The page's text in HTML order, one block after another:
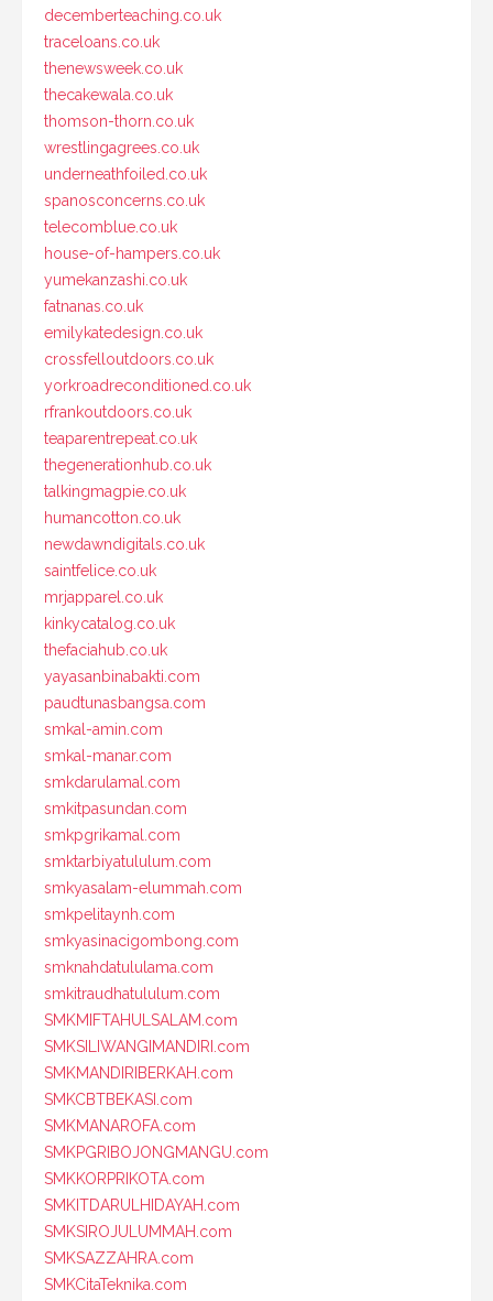
decemberteaching.co.uk
traceloans.co.uk
thenewsweek.co.uk
thecakewala.co.uk
thomson-thorn.co.uk
wrestlingagrees.co.uk
underneathfoiled.co.uk
spanosconcerns.co.uk
telecomblue.co.uk
house-of-hampers.co.uk
yumekanzashi.co.uk
fatnanas.co.uk
emilykatedesign.co.uk
crossfelloutdoors.co.uk
yorkroadreconditioned.co.uk
rfrankoutdoors.co.uk
teaparentrepeat.co.uk
thegenerationhub.co.uk
talkingmagpie.co.uk
humancotton.co.uk
newdawndigitals.co.uk
saintfelice.co.uk
mrjapparel.co.uk
kinkycatalog.co.uk
thefaciahub.co.uk
yayasanbinabakti.com
paudtunasbangsa.com
smkal-amin.com
smkal-manar.com
smkdarulamal.com
smkitpasundan.com
smkpgrikamal.com
smktarbiyatululum.com
smkyasalam-elummah.com
smkpelitaynh.com
smkyasinacigombong.com
smknahdatululama.com
smkitraudhatululum.com
SMKMIFTAHULSALAM.com
SMKSILIWANGIMANDIRI.com
SMKMANDIRIBERKAH.com
SMKCBTBEKASI.com
SMKMANAROFA.com
SMKPGRIBOJONGMANGU.com
SMKKORPRIKOTA.com
SMKITDARULHIDAYAH.com
SMKSIROJULUMMAH.com
SMKSAZZAHRA.com
SMKCitaTeknika.com